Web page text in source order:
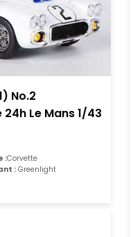
No.2
Le Mans 1/43
:Corvette
:Greenlight